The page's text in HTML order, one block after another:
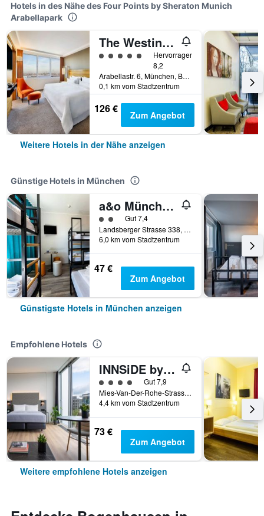
Hotels in des Nähe des Four Points by Sheraton Munich
Arabellapark
The Westin Grand Munich
Bewertungskategorie 5
Hervorragend
8,2
Arabellastr. 6, München, Bayern, Deutschland
0,1 km vom Stadtzentrum
126 € Zum Angebot
Weitere Hotels in der Nähe anzeigen
Günstige Hotels in München
a&o München Laim
Bewertungskategorie 2
Gut 7,4
Landsberger Strasse 338, München, Bayern, Deutschland
6,0 km vom Stadtzentrum
47 €
Zum Angebot
Günstigste Hotels in München anzeigen
Empfohlene Hotels
INNSiDE by Meliá MÜnchen Parkstadt Schwabing
Bewertungskategorie 4
Gut 7,9
Mies-Van-Der-Rohe-Strasse 10, München, Bayern, Deutschland
4,4 km vom Stadtzentrum
73 €
Zum Angebot
Weitere empfohlene Hotels anzeigen